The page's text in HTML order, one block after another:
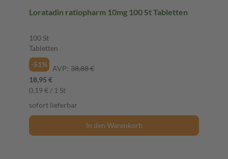
Loratadin ratiopharm 10mg 100 St Tabletten
100 St
Tabletten
-51%
AVP: 38,88 €
18,95 €
0,19 € / 1 St
sofort lieferbar
In den Warenkorb